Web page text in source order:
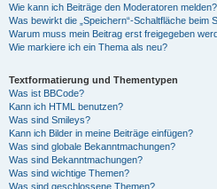
Wie kann ich Beiträge den Moderatoren melden?
Was bewirkt die „Speichern“-Schaltfläche beim
Warum muss mein Beitrag erst freigegeben
Wie markiere ich ein Thema als neu?
Textformatierung und Thementypen
Was ist BBCode?
Kann ich HTML benutzen?
Was sind Smileys?
Kann ich Bilder in meine Beiträge einfügen?
Was sind globale Bekanntmachungen?
Was sind Bekanntmachungen?
Was sind wichtige Themen?
Was sind geschlossene Themen?